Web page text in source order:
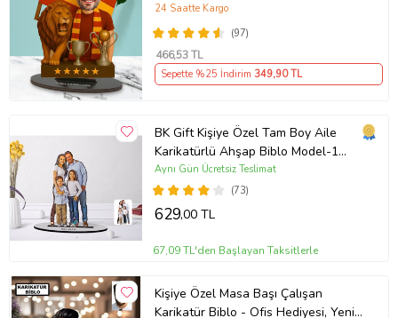
(97)
24 Saatte Kargo
466,53 TL
Sepette %25 İndirim 349,90 TL
BK Gift Kişiye Özel Tam Boy Aile
Karikatürlü Ahşap Biblo Model-1
(Beyaz)
(73)
Aynı Gün Ücretsiz Teslimat
629,00 TL
67,09 TL'den Başlayan Taksitlerle
Kişiye Özel Masa Başı Çalışan
Karikatür Biblo - Ofis Hediyesi, Yeni